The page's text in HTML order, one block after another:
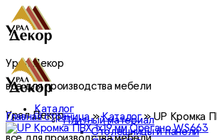
Урал Декор
все для производства мебели
Каталог
Плитный материал
Столешницы и панели
Урал Декор
все для производства мебели
Главная страница»Каталог»UP Кромка